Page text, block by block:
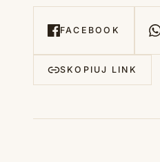
FACEBOOK
SKOPIUJ LINK